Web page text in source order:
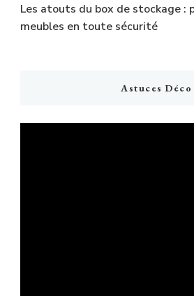
Les atouts du box de stockage :
meubles en toute sécurité
Astuces Déco